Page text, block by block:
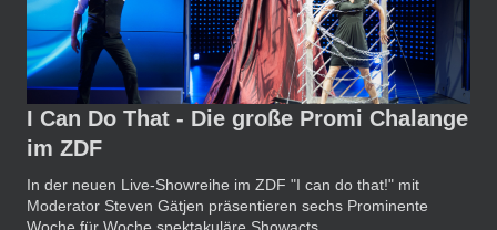
I Can Do That - Die große Promi Chalange
im ZDF
In der neuen Live-Showreihe im ZDF "I can do that!" mit
Moderator Steven Gätjen präsentieren sechs Prominente